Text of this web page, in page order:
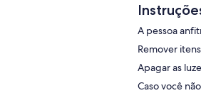
A pessoa
Remover
Apagar as
Caso você